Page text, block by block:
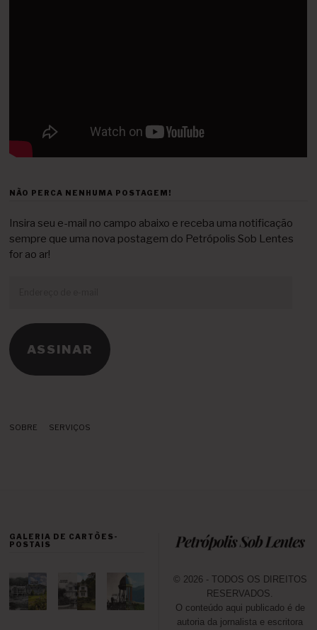
NÃO PERCA NENHUMA POSTAGEM!
Insira seu e-mail no campo abaixo e receba uma notificação
sempre que uma nova postagem do Petrópolis Sob Lentes
for ao ar!
mail
ASSINAR
SOBRE SERVIÇOS
GALERIA DE CARTÕES-
POSTAIS
© 2026 - TODOS OS DIREITOS
RESERVADOS.
O conteúdo aqui publicado é de
autoria da jornalista e escritora